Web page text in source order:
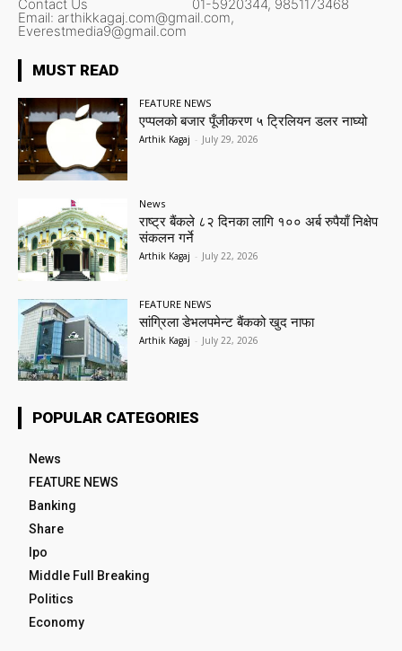
Contact Us 01-5920344, 9851173468
Email: arthikkagaj.com@gmail.com,
Everestmedia9@gmail.com
MUST READ
FEATURE NEWS
एप्पलको बजार पूँजीकरण ५ ट्रिलियन डलर नाघ्यो
Arthik Kagaj - July 29, 2026
News
राष्ट्र बैंकले ८२ दिनका लागि १०० अर्ब रुपैयाँ निक्षेप
संकलन गर्ने
Arthik Kagaj - July 22, 2026
FEATURE NEWS
सांग्रिला डेभलपमेन्ट बैंकको खुद नाफा
Arthik Kagaj - July 22, 2026
POPULAR CATEGORIES
News
FEATURE NEWS
Banking
Share
Ipo
Middle Full Breaking
Politics
Economy